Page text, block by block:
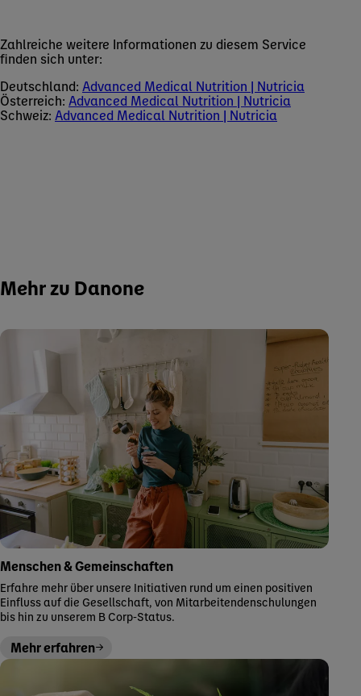
Zahlreiche weitere Informationen zu diesem Service
finden sich unter:
Deutschland: Advanced Medical Nutrition | Nutricia
Österreich: Advanced Medical Nutrition | Nutricia
Schweiz: Advanced Medical Nutrition | Nutricia
Mehr zu Danone
Menschen & Gemeinschaften
Erfahre mehr über unsere Initiativen rund um einen positiven
Einfluss auf die Gesellschaft, von Mitarbeitendenschulungen
bis hin zu unserem B Corp-Status.
Mehr erfahren